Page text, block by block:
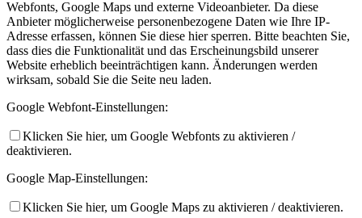
Webfonts, Google Maps und externe Videoanbieter. Da diese
Anbieter möglicherweise personenbezogene Daten wie Ihre IP-
Adresse erfassen, können Sie diese hier sperren. Bitte beachten Sie,
dass dies die Funktionalität und das Erscheinungsbild unserer
Website erheblich beeinträchtigen kann. Änderungen werden
wirksam, sobald Sie die Seite neu laden.
Google Webfont-Einstellungen:
Klicken Sie hier, um Google Webfonts zu aktivieren /
deaktivieren.
Google Map-Einstellungen:
Klicken Sie hier, um Google Maps zu aktivieren / deaktivieren.